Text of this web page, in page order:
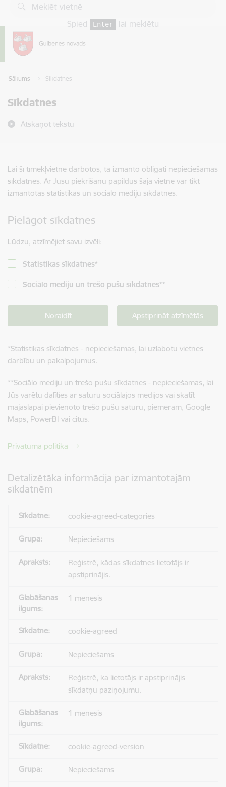
Pāriet uz lapas saturu
Spied
Enter lai meklētu
Sākums Sīkdatnes
Sīkdatnes
Atskaņot tekstu
Lai šī tīmekļvietne darbotos, tā izmanto obligāti nepieciešamās
sīkdatnes. Ar Jūsu piekrišanu papildus šajā vietnē var tikt
izmantotas statistikas un sociālo mediju sīkdatnes.
Pielāgot sīkdatnes
Lūdzu, atzīmējiet savu izvēli:
Statistikas sīkdatnes*
Sociālo mediju un trešo pušu sīkdatnes**
Noraidīt Apstiprināt atzīmētās
*Statistikas sīkdatnes - nepieciešamas, lai uzlabotu vietnes
darbību un pakalpojumus.
**Sociālo mediju un trešo pušu sīkdatnes - nepieciešamas, lai
Jūs varētu dalīties ar saturu sociālajos medijos vai skatīt
mājaslapai pievienoto trešo pušu saturu, piemēram, Google
Maps, PowerBI vai citus.
Privātuma politika
Detalizētāka informācija par izmantotajām
sīkdatnēm
cookie-agreed-categories
Nepieciešams
Reģistrē, kādas sīkdatnes lietotājs ir
apstiprinājis.
1 mēnesis
cookie-agreed
Nepieciešams
Reģistrē, ka lietotājs ir apstiprinājis
sīkdatņu paziņojumu.
1 mēnesis
cookie-agreed-version
Nepieciešams